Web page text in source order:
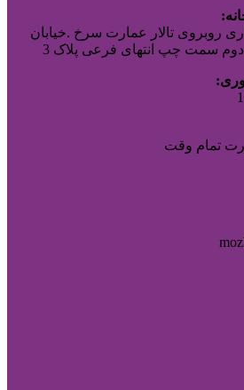
روبروی تالار عمارت سرخ .خیابان
دوم سمت چپ انتهای فرعی پلاک 3
تمام وقت